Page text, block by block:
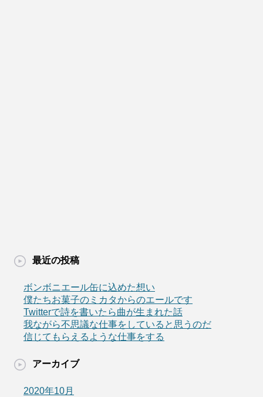
最近の投稿
ボンボニエール缶に込めた想い
僕たちお菓子のミカタからのエールです
Twitterで詩を書いたら曲が生まれた話
我ながら不思議な仕事をしていると思うのだ
信じてもらえるような仕事をする
アーカイブ
2020年10月